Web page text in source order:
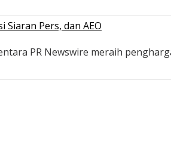
Pers, dan AEO
PR Newswire meraih